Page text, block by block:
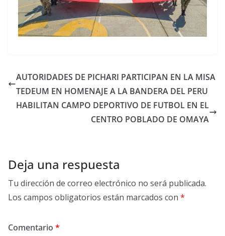
AUTORIDADES DE PICHARI PARTICIPAN EN LA MISA
TEDEUM EN HOMENAJE A LA BANDERA DEL PERU
HABILITAN CAMPO DEPORTIVO DE FUTBOL EN EL
CENTRO POBLADO DE OMAYA
Deja una respuesta
Tu dirección de correo electrónico no será publicada.
Los campos obligatorios están marcados con *
Comentario *